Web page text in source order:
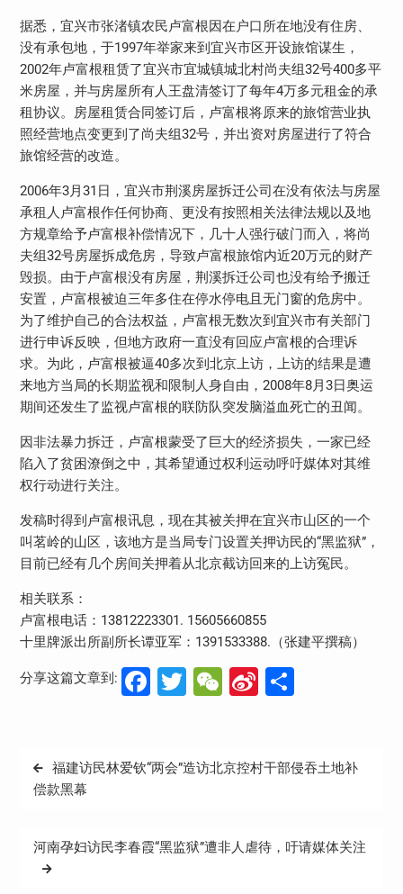
据悉，宜兴市张渚镇农民卢富根因在户口所在地没有住房、
没有承包地，于1997年举家来到宜兴市区开设旅馆谋生，
2002年卢富根租赁了宜兴市宜城镇城北村尚夫组32号400多平
米房屋，并与房屋所有人王盘清签订了每年4万多元租金的承
租协议。房屋租赁合同签订后，卢富根将原来的旅馆营业执
照经营地点变更到了尚夫组32号，并出资对房屋进行了符合
旅馆经营的改造。
2006年3月31日，宜兴市荆溪房屋拆迁公司在没有依法与房屋
承租人卢富根作任何协商、更没有按照相关法律法规以及地
方规章给予卢富根补偿情况下，几十人强行破门而入，将尚
夫组32号房屋拆成危房，导致卢富根旅馆内近20万元的财产
毁损。由于卢富根没有房屋，荆溪拆迁公司也没有给予搬迁
安置，卢富根被迫三年多住在停水停电且无门窗的危房中。
为了维护自己的合法权益，卢富根无数次到宜兴市有关部门
进行申诉反映，但地方政府一直没有回应卢富根的合理诉
求。为此，卢富根被逼40多次到北京上访，上访的结果是遭
来地方当局的长期监视和限制人身自由，2008年8月3日奥运
期间还发生了监视卢富根的联防队突发脑溢血死亡的丑闻。
因非法暴力拆迁，卢富根蒙受了巨大的经济损失，一家已经
陷入了贫困潦倒之中，其希望通过权利运动呼吁媒体对其维
权行动进行关注。
发稿时得到卢富根讯息，现在其被关押在宜兴市山区的一个
叫茗岭的山区，该地方是当局专门设置关押访民的“黑监狱”，
目前已经有几个房间关押着从北京截访回来的上访冤民。
相关联系：
卢富根电话：13812223301. 15605660855
十里牌派出所副所长谭亚军：1391533388.（张建平撰稿）
分享这篇文章到: Facebook
Twitter
WeChat
Sina分
文
章
航
福建访民林爱钦“两会”造访北京控村干部侵吞土地补
偿款黑幕
河南孕妇访民李春霞“黑监狱”遭非人虐待，吁请媒体关注